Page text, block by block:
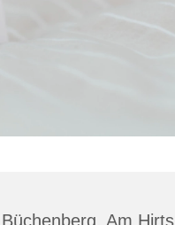
Büchenberg, Am